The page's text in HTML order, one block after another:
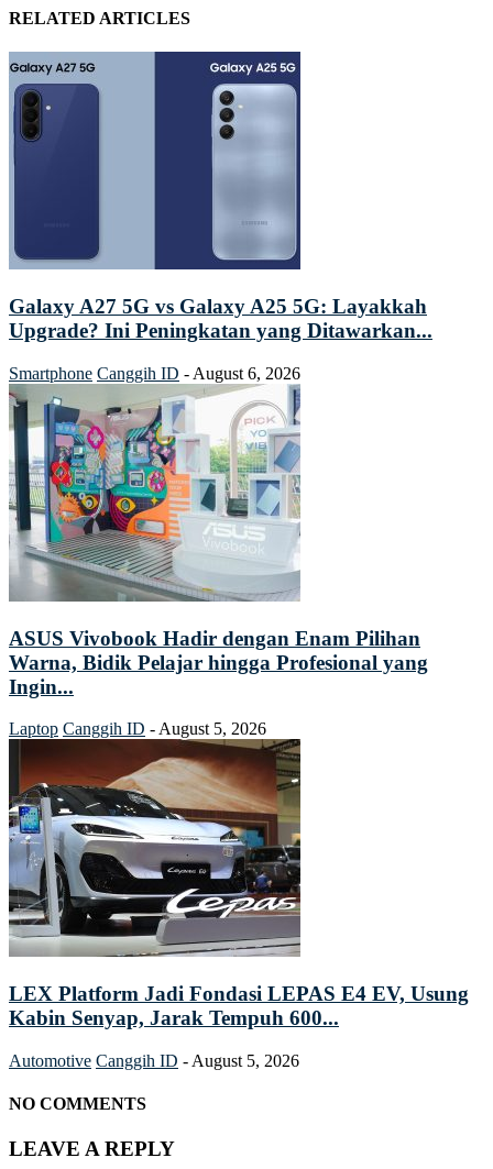
RELATED ARTICLES
Galaxy A27 5G vs Galaxy A25 5G: Layakkah
Upgrade? Ini Peningkatan yang Ditawarkan...
Smartphone Canggih ID - August 6, 2026
ASUS Vivobook Hadir dengan Enam Pilihan
Warna, Bidik Pelajar hingga Profesional yang
Ingin...
Laptop Canggih ID - August 5, 2026
LEX Platform Jadi Fondasi LEPAS E4 EV, Usung
Kabin Senyap, Jarak Tempuh 600...
Automotive Canggih ID - August 5, 2026
NO COMMENTS
LEAVE A REPLY